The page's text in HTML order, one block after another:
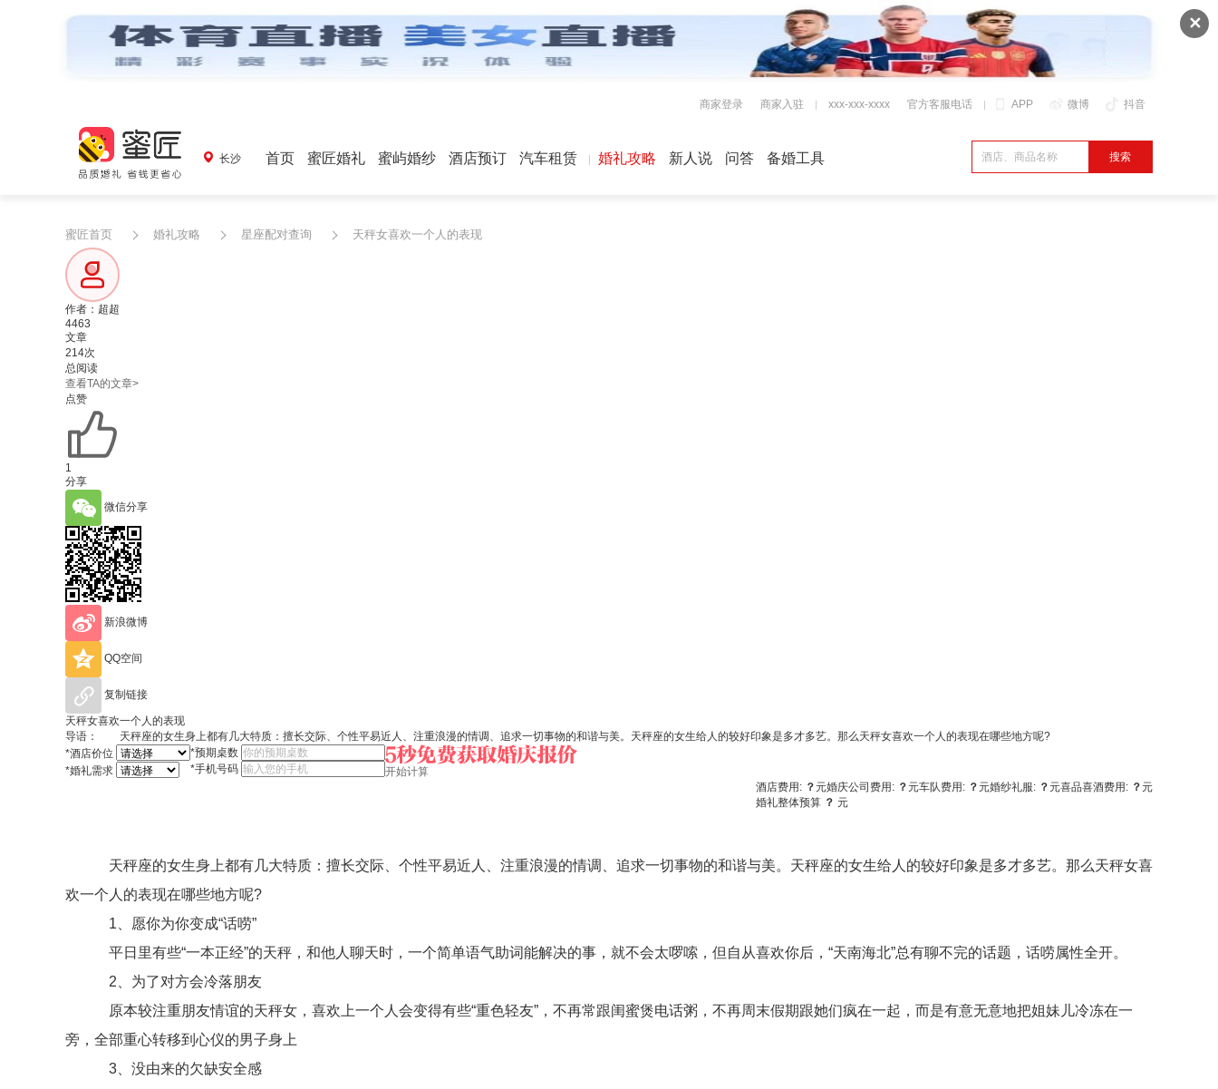
✕
APP 微博 抖音
商家登录 商家入驻 xxx-xxx-xxxx 官方客服电话
长沙 首页 蜜匠婚礼 蜜屿婚纱 酒店预订 汽车租赁 婚礼攻略 新人说 问答 备婚工具
蜜匠首页 婚礼攻略 星座配对查询 天秤女喜欢一个人的表现
作者：超超
4463
文章
214次
总阅读
查看TA的文章>
点赞
1
分享
微信分享
新浪微博
QQ空间
复制链接
天秤女喜欢一个人的表现
导语： 天秤座的女生身上都有几大特质：擅长交际、个性平易近人、注重浪漫的情调、追求一切事物的和谐与美。天秤座的女生给人的较好印象是多才多艺。那么天秤女喜欢一个人的表现在哪些地方呢?
*酒店价位
*婚礼需求
*预期桌数
*手机号码
开始计算
酒店费用: ？元婚庆公司费用: ？元车队费用: ？元婚纱礼服: ？元喜品喜酒费用: ？元
婚礼整体预算 ？ 元
天秤座的女生身上都有几大特质：擅长交际、个性平易近人、注重浪漫的情调、追求一切事物的和谐与美。天秤座的女生给人的较好印象是多才多艺。那么天秤女喜
欢一个人的表现在哪些地方呢?
1、愿你为你变成“话唠”
平日里有些“一本正经”的天秤，和他人聊天时，一个简单语气助词能解决的事，就不会太啰嗦，但自从喜欢你后，“天南海北”总有聊不完的话题，话唠属性全开。
2、为了对方会冷落朋友
原本较注重朋友情谊的天秤女，喜欢上一个人会变得有些“重色轻友”，不再常跟闺蜜煲电话粥，不再周末假期跟她们疯在一起，而是有意无意地把姐妹儿冷冻在一
旁，全部重心转移到心仪的男子身上
3、没由来的欠缺安全感